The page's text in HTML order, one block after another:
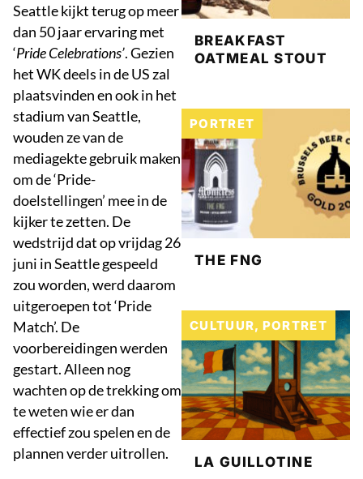
Seattle kijkt terug op meer
dan 50 jaar ervaring met
‘Pride Celebrations’. Gezien
het WK deels in de US zal
plaatsvinden en ook in het
stadium van Seattle,
wouden ze van de
mediagekte gebruik maken
om de ‘Pride-
doelstellingen’ mee in de
kijker te zetten. De
wedstrijd dat op vrijdag 26
juni in Seattle gespeeld
zou worden, werd daarom
uitgeroepen tot ‘Pride
Match’. De
voorbereidingen werden
gestart. Alleen nog
wachten op de trekking om
te weten wie er dan
effectief zou spelen en de
plannen verder uitrollen.
BREAKFAST
OATMEAL STOUT
PORTRET
THE FNG
CULTUUR, PORTRET
LA GUILLOTINE